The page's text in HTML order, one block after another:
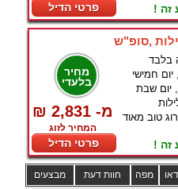
פרטי הדיל
מחיר
בלעדי
₪ 2,831 -מ
המחיר לזוג
פרטי הדיל
בלבד
טוב מאוד
מבצעים חוות דעת מפה